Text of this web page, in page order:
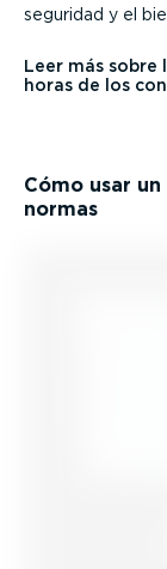
seguridad y el
Leer más
horas de los
Cómo usar
normas